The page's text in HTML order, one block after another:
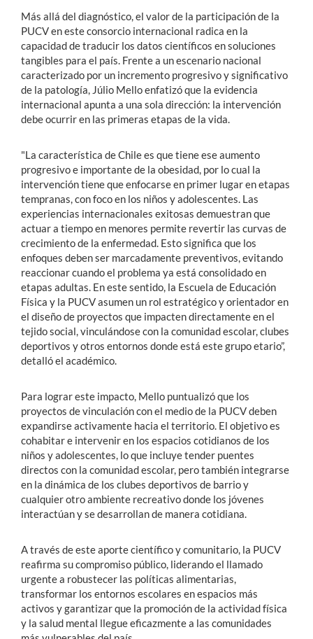
Más allá del diagnóstico, el valor de la participación de la
PUCV en este consorcio internacional radica en la
capacidad de traducir los datos científicos en soluciones
tangibles para el país. Frente a un escenario nacional
caracterizado por un incremento progresivo y significativo
de la patología, Júlio Mello enfatizó que la evidencia
internacional apunta a una sola dirección: la intervención
debe ocurrir en las primeras etapas de la vida.
"La característica de Chile es que tiene ese aumento
progresivo e importante de la obesidad, por lo cual la
intervención tiene que enfocarse en primer lugar en etapas
tempranas, con foco en los niños y adolescentes. Las
experiencias internacionales exitosas demuestran que
actuar a tiempo en menores permite revertir las curvas de
crecimiento de la enfermedad. Esto significa que los
enfoques deben ser marcadamente preventivos, evitando
reaccionar cuando el problema ya está consolidado en
etapas adultas. En este sentido, la Escuela de Educación
Física y la PUCV asumen un rol estratégico y orientador en
el diseño de proyectos que impacten directamente en el
tejido social, vinculándose con la comunidad escolar, clubes
deportivos y otros entornos donde está este grupo etario”,
detalló el académico.
Para lograr este impacto, Mello puntualizó que los
proyectos de vinculación con el medio de la PUCV deben
expandirse activamente hacia el territorio. El objetivo es
cohabitar e intervenir en los espacios cotidianos de los
niños y adolescentes, lo que incluye tender puentes
directos con la comunidad escolar, pero también integrarse
en la dinámica de los clubes deportivos de barrio y
cualquier otro ambiente recreativo donde los jóvenes
interactúan y se desarrollan de manera cotidiana.
A través de este aporte científico y comunitario, la PUCV
reafirma su compromiso público, liderando el llamado
urgente a robustecer las políticas alimentarias,
transformar los entornos escolares en espacios más
activos y garantizar que la promoción de la actividad física
y la salud mental llegue eficazmente a las comunidades